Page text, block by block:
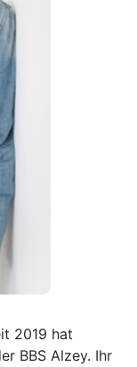
2019 hat
BBS Alzey. Ihr